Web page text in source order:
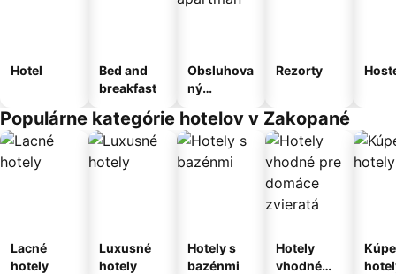
Hotel
Bed and
breakfast
Obsluhova
ný
Rezorty
Populárne kategórie hotelov v Zakopané
Lacné
hotely
Luxusné
hotely
Hotely s
bazénmi
Hotely
vhodné